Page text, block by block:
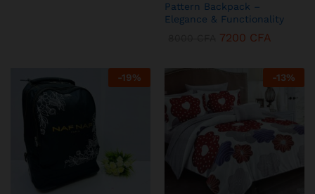
Pattern Backpack –
Elegance & Functionality
7200 CFA
-19% -13%